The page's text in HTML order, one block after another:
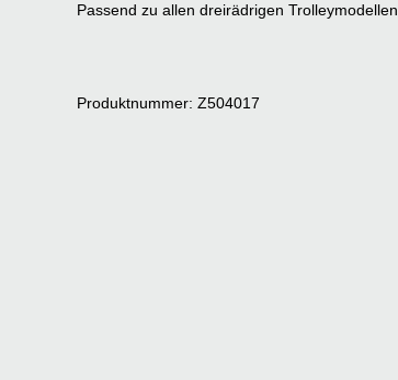
Passend zu allen dreirädrigen Trolleymodellen.
Produktnummer: Z504017